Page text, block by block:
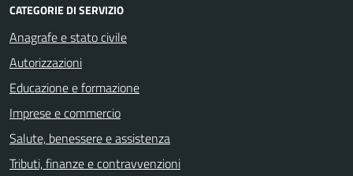
CATEGORIE DI SERVIZIO
Anagrafe e stato civile
Autorizzazioni
Educazione e formazione
Imprese e commercio
Salute, benessere e assistenza
Tributi, finanze e contravvenzioni